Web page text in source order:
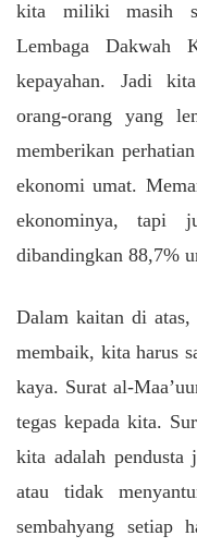
kita miliki masih
Lembaga Dakwah
kepayahan. Jadi
orang-orang yang
memberikan
ekonomi umat.
ekonominya, tapi
dibandingkan 88,7%
Dalam kaitan di
membaik, kita harus
kaya. Surat al-
tegas kepada kita.
kita adalah pendusta
atau tidak
sembahyang